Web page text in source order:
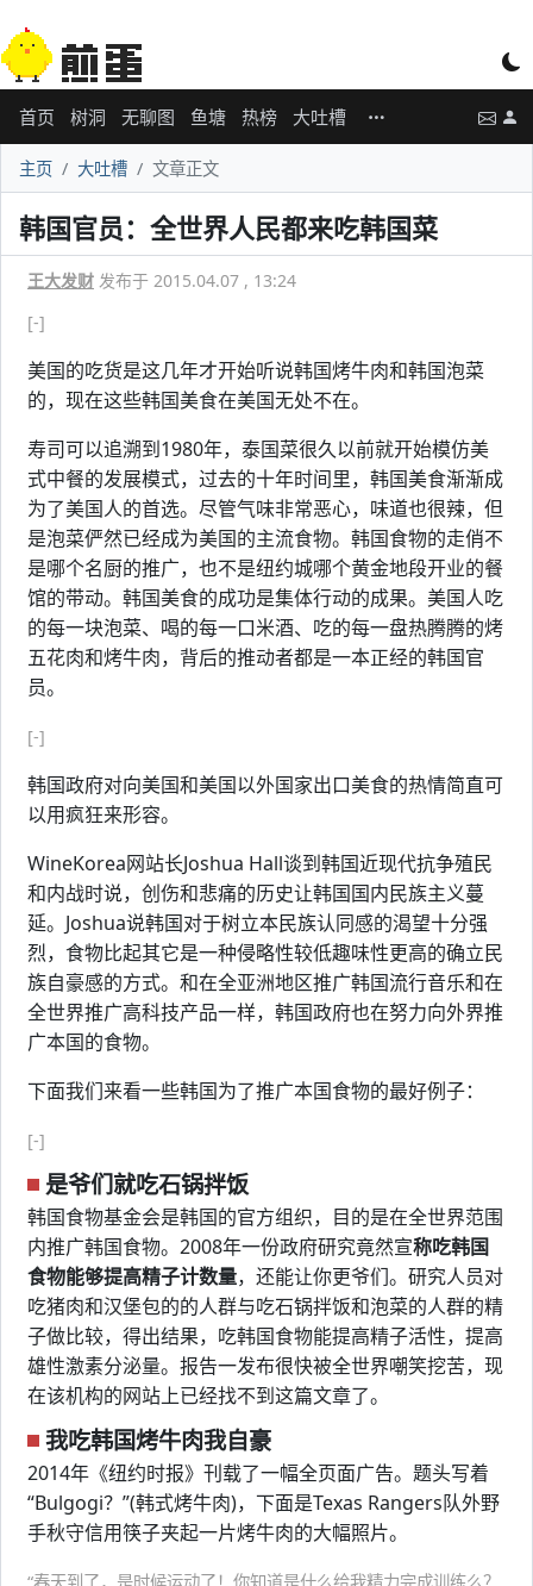
首页 树洞 无聊图 鱼塘 热榜 大吐槽
主页 大吐槽 文章正文
韩国官员：全世界人民都来吃韩国菜
王大发财 发布于 2015.04.07 , 13:24
[-]
美国的吃货是这几年才开始听说韩国烤牛肉和韩国泡菜
的，现在这些韩国美食在美国无处不在。
寿司可以追溯到1980年，泰国菜很久以前就开始模仿美
式中餐的发展模式，过去的十年时间里，韩国美食渐渐成
为了美国人的首选。尽管气味非常恶心，味道也很辣，但
是泡菜俨然已经成为美国的主流食物。韩国食物的走俏不
是哪个名厨的推广，也不是纽约城哪个黄金地段开业的餐
馆的带动。韩国美食的成功是集体行动的成果。美国人吃
的每一块泡菜、喝的每一口米酒、吃的每一盘热腾腾的烤
五花肉和烤牛肉，背后的推动者都是一本正经的韩国官
员。
[-]
韩国政府对向美国和美国以外国家出口美食的热情简直可
以用疯狂来形容。
WineKorea网站长Joshua Hall谈到韩国近现代抗争殖民
和内战时说，创伤和悲痛的历史让韩国国内民族主义蔓
延。Joshua说韩国对于树立本民族认同感的渴望十分强
烈，食物比起其它是一种侵略性较低趣味性更高的确立民
族自豪感的方式。和在全亚洲地区推广韩国流行音乐和在
全世界推广高科技产品一样，韩国政府也在努力向外界推
广本国的食物。
下面我们来看一些韩国为了推广本国食物的最好例子：
[-]
是爷们就吃石锅拌饭
韩国食物基金会是韩国的官方组织，目的是在全世界范围
内推广韩国食物。2008年一份政府研究竟然宣称吃韩国
食物能够提高精子计数量，还能让你更爷们。研究人员对
吃猪肉和汉堡包的的人群与吃石锅拌饭和泡菜的人群的精
子做比较，得出结果，吃韩国食物能提高精子活性，提高
雄性激素分泌量。报告一发布很快被全世界嘲笑挖苦，现
在该机构的网站上已经找不到这篇文章了。
我吃韩国烤牛肉我自豪
2014年《纽约时报》刊载了一幅全页面广告。题头写着
“Bulgogi？”(韩式烤牛肉)，下面是Texas Rangers队外野
手秋守信用筷子夹起一片烤牛肉的大幅照片。